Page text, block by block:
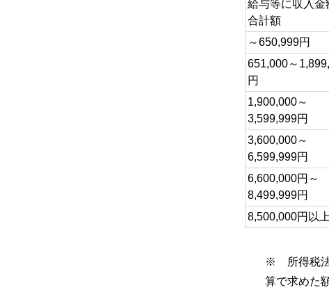
給与等に収入金
合計額
～650,999円
651,000～
円
1,900,000～
3,599,999円
3,600,000～
6,599,999円
6,600,000円～
8,499,999円
8,500,000円以上
※ 所得税法
算で求めた